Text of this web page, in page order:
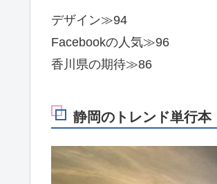
デザイン≫94
Facebookの人気≫96
香川県の期待≫86
静岡のトレンド単行